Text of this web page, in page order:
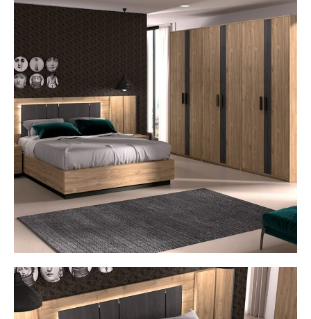
Estancias
Colecciones
Estilos
Outlet
Artículos rebajados de nuestra exposición.
Contacto